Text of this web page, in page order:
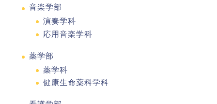
音楽学部
演奏学科
応用音楽学科
薬学部
薬学科
健康生命薬科学科